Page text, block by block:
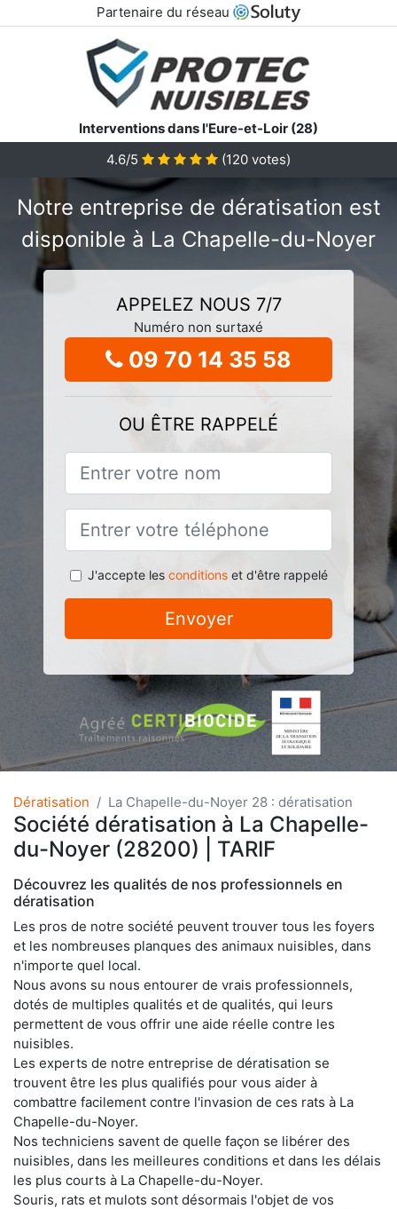
Partenaire du réseau
Interventions dans l'Eure-et-Loir (28)
4.6/5
(120 votes)
Notre entreprise de dératisation est
disponible à La Chapelle-du-Noyer
APPELEZ NOUS 7/7
Numéro non surtaxé
09 70 14 35 58
OU ÊTRE RAPPELÉ
J'accepte les conditionset d'être rappelé
Envoyer
Dératisation La Chapelle-du-Noyer 28 : dératisation
Société dératisation à La Chapelle-
du-Noyer (28200) | TARIF
Découvrez les qualités de nos professionnels en
dératisation
Les pros de notre société peuvent trouver tous les foyers
et les nombreuses planques des animaux nuisibles, dans
n'importe quel local.
Nous avons su nous entourer de vrais professionnels,
dotés de multiples qualités et de qualités, qui leurs
permettent de vous offrir une aide réelle contre les
nuisibles.
Les experts de notre entreprise de dératisation se
trouvent être les plus qualifiés pour vous aider à
combattre facilement contre l'invasion de ces rats à La
Chapelle-du-Noyer.
Nos techniciens savent de quelle façon se libérer des
nuisibles, dans les meilleures conditions et dans les délais
les plus courts à La Chapelle-du-Noyer.
Souris, rats et mulots sont désormais l'objet de vos